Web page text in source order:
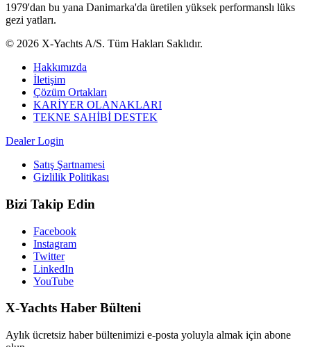
1979'dan bu yana Danimarka'da üretilen yüksek performanslı lüks
gezi yatları.
© 2026 X-Yachts A/S. Tüm Hakları Saklıdır.
Hakkımızda
İletişim
Çözüm Ortakları
KARİYER OLANAKLARI
TEKNE SAHİBİ DESTEK
Dealer Login
Satış Şartnamesi
Gizlilik Politikası
Bizi Takip Edin
Facebook
Instagram
Twitter
LinkedIn
YouTube
X-Yachts Haber Bülteni
Aylık ücretsiz haber bültenimizi e-posta yoluyla almak için abone